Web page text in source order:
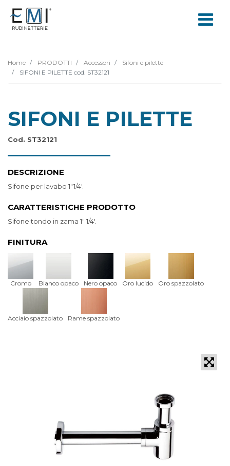
Home PRODOTTI Accessori
Sifoni e pilette
SIFONI E PILETTE cod. ST32121
SIFONI E PILETTE
Cod. ST32121
DESCRIZIONE
Sifone per lavabo 1"1/4'.
CARATTERISTICHE PRODOTTO
Sifone tondo in zama 1" 1/4'.
FINITURA
Cromo Bianco opaco Nero opaco Oro lucido Oro spazzolato
Acciaio spazzolato Rame spazzolato